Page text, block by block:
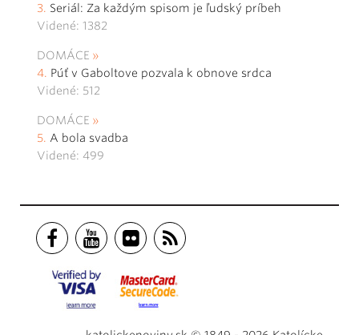
Seriál: Za každým spisom je ľudský príbeh
Videné: 1382
DOMÁCE
Púť v Gaboltove pozvala k obnove srdca
Videné: 512
DOMÁCE
A bola svadba
Videné: 499